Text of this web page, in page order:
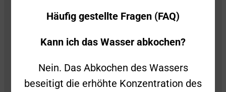
Häufig gestellte Fragen (FAQ)
Kann ich das Wasser abkochen?
Nein. Das Abkochen des Wassers
beseitigt die erhöhte Konzentration des